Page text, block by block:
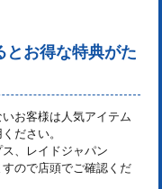
とお得な特典がた
お客様は人気アイテム
ださい。
、レイドジャパン
ので店頭でご確認くだ